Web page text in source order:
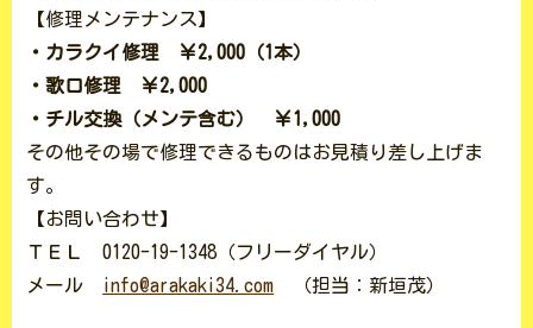
【修理メンテナンス】
・カラクイ修理 ￥2,000（1本）
・歌口修理 ￥2,000
・チル交換（メンテ含む） ￥1,000
その他その場で修理できるものはお見積り差し上げま
す。
【お問い合わせ】
ＴＥＬ 0120-19-1348（フリーダイヤル）
メール
info@arakaki34.com （担当：新垣茂）